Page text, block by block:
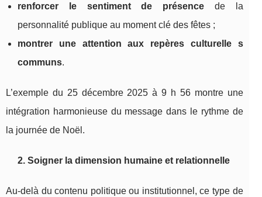
renforcer le sentiment de présence de la
personnalité publique au moment clé des fêtes ;
montrer une attention aux repères culturelle s
communs.
L’exemple du 25 décembre 2025 à 9 h 56 montre une
intégration harmonieuse du message dans le rythme de
la journée de Noël.
2. Soigner la dimension humaine et relationnelle
Au-delà du contenu politique ou institutionnel, ce type de